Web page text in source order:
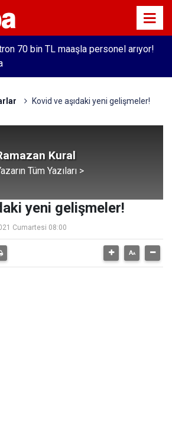
70 bin TL maaşla personel arıyor!
Kovid ve aşıdaki yeni gelişmeler!
Kural
Tüm Yazıları >
yeni gelişmeler!
Cumartesi 08:00